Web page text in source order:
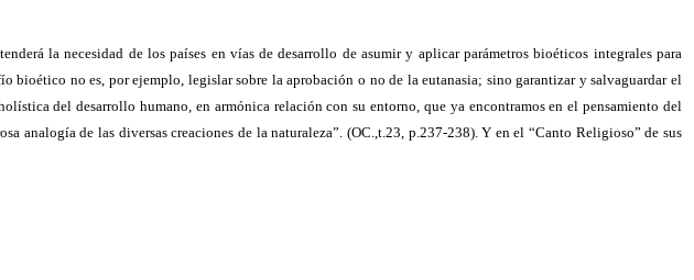
la necesidad de los países en vías de desarrollo de asumir y aplicar parámetros bioéticos integrales para
bioético no es, por ejemplo, legislar sobre la aprobación o no de la eutanasia; sino garantizar y salvaguardar el
del desarrollo humano, en armónica relación con su entorno, que ya encontramos en el pensamiento del
de las diversas creaciones de la naturaleza”. (OC.,t.23, p.237-238). Y en el “Canto Religioso” de sus